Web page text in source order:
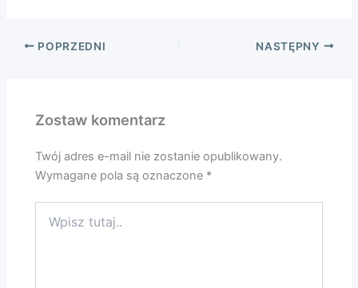
POPRZEDNI NASTĘPNY
Zostaw komentarz
Twój adres e-mail nie zostanie opublikowany.
Wymagane pola są oznaczone *
tutaj..